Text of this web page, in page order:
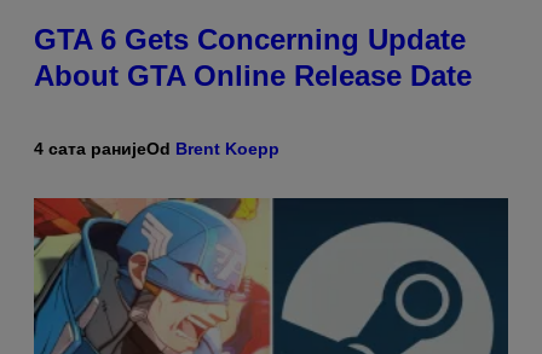
GTA 6 Gets Concerning Update
About GTA Online Release Date
4 сата ранијеOd Brent Koepp